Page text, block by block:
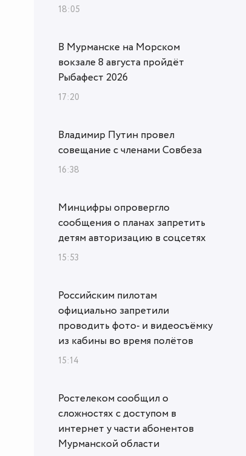
18:05
В Мурманске на Морском
вокзале 8 августа пройдёт
Рыбафест 2026
17:20
Владимир Путин провел
совещание с членами Совбеза
16:38
Минцифры опровергло
сообщения о планах запретить
детям авторизацию в соцсетях
15:53
Российским пилотам
официально запретили
проводить фото- и видеосъёмку
из кабины во время полётов
15:14
Ростелеком сообщил о
сложностях с доступом в
интернет у части абонентов
Мурманской области